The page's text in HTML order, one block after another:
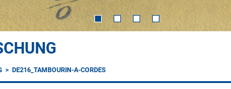
DE216_TAMBOURIN-A-CORDES